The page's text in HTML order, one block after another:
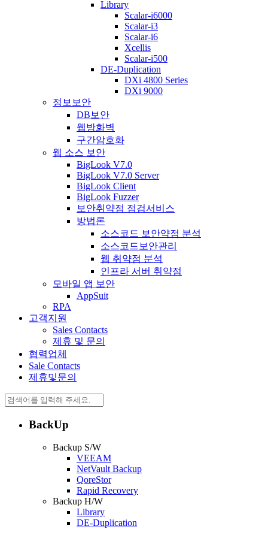
Library
Scalar-i6000
Scalar-i3
Scalar-i6
Xcellis
Scalar-i500
DE-Duplication
DXi 4800 Series
DXi 9000
정보보안
DB보안
웹방화벽
구간암호화
웹 소스 보안
BigLook V7.0
BigLook V7.0 Server
BigLook Client
BigLook Fuzzer
보안취약점 점검서비스
방법론
소스코드 보안약점 분석
소스코드보안관리
웹 취약점 분석
인프라 서버 취약점
모바일 앱 보안
AppSuit
RPA
고객지원
Sales Contacts
제휴 및 문의
협력업체
Sale Contacts
제휴및문의
BackUp
Backup S/W
VEEAM
NetVault Backup
QoreStor
Rapid Recovery
Backup H/W
Library
DE-Duplication